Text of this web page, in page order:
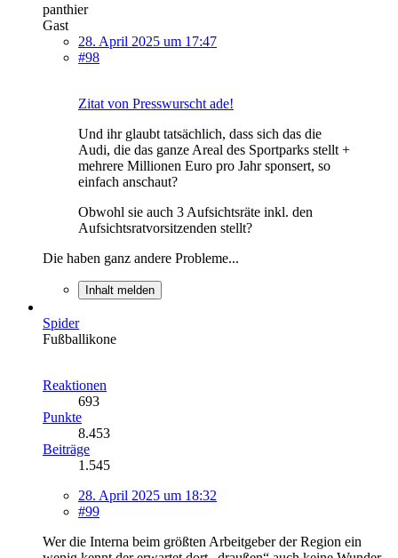
panthier
Gast
28. April 2025 um 17:47
#98
Zitat von Presswurscht ade!
Und ihr glaubt tatsächlich, dass sich das die
Audi, die das ganze Areal des Sportparks stellt +
mehrere Millionen Euro pro Jahr sponsert, so
einfach anschaut?
Obwohl sie auch 3 Aufsichtsräte inkl. den
Aufsichtsratvorsitzenden stellt?
Die haben ganz andere Probleme...
Inhalt melden
Spider
Fußballikone
Reaktionen
693
Punkte
8.453
Beiträge
1.545
28. April 2025 um 18:32
#99
Wer die Interna beim größten Arbeitgeber der Region ein